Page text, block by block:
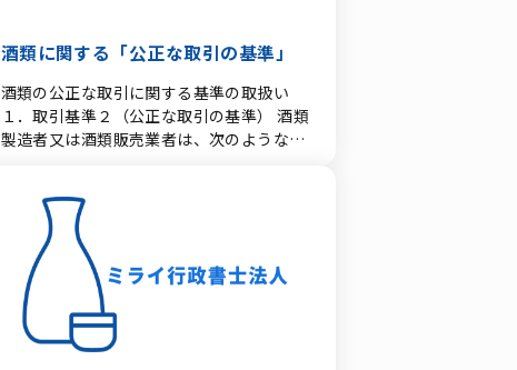
レストランやバー向け） ③ 小売店免許
パーマーケット、コンビニ、酒販店など、
敷地外での消費（持ち帰り）目的で販売す
る事業者向けの免許です。 ビール及びワイ
（General）（Type 21） 2. ライセンス申
請における主な要件・制限 申請時には、事
業者本人だけでなく、店舗の立地や地域の
人口密度など多角的な審査が行われます。
欠格事由（申請拒否履歴・犯罪歴） 過去の
拒否履歴: 過去に申請した酒類販売免許が
拒否された場合、原則として拒否決定から
1年間は再申請ができません。 複数回の拒
以上の個人が合同して法人を設立する場合
法人と合併する場合又は法人と酒類販売業
者である法人が合併して法人を新設する場
合 ハ 会社分割 会社法第5編第3章第1節
社がその営業の全部若しくは一部を他の会
社に承継させる場合又は酒類販売業者であ
る会社がその営業の全部若しくは一部を設
立する会社に承 継させる場合で、次のいず
れかに該当するもの (イ) 法人税法（昭和
40年法律第34号）第2条《定義》第十二の
十一号に定める適格分割又はこれに準ずる
酒類に関する「公正な取引の基準」
酒類の公正な取引に関する基準の取扱い
１．取引基準２（公正な取引の基準） 酒類
製造者又は酒類販売業者は、次のような取
管理費の合計額）を下回る価格で継続して
販売すること 正当な理由とは、 ・季節限
定商品の売れ残り ・賞味期限が近い ・ラ
ベルや容器等に損傷等があるもの など 1.
自社又は他の酒類販売業者や酒類製造業者
の酒類販売に関する事業に相当程度の影響
を及ぼすおそれがある取引をすること・酒